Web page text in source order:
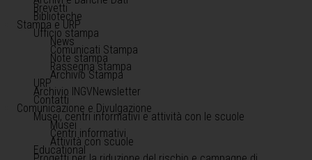
Brevetti
Biblioteche
Stampa e URP
Ufficio stampa
News
Comunicati Stampa
Note stampa
Rassegna stampa
Archivio Stampa
URP
Archivio INGVNewsletter
Contatti
Comunicazione e Divulgazione
Musei, centri informativi e attività con le scuole
Musei
Centri informativi
Attività con scuole
Educational